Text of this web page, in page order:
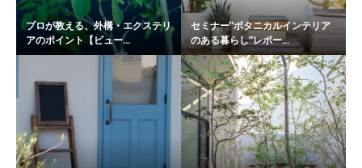
プロが教える、外構・エクステリ
アのポイント【ビュー...
セミナー”ボタニカルインテリア
のある暮らし”レポー...